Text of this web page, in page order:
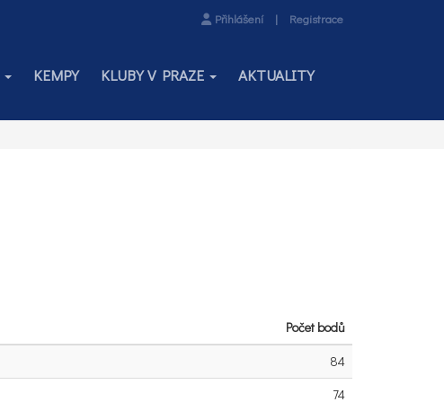
Přihlášení | Registrace
KEMPY KLUBY V PRAZE AKTUALITY
Počet bodů
84
74